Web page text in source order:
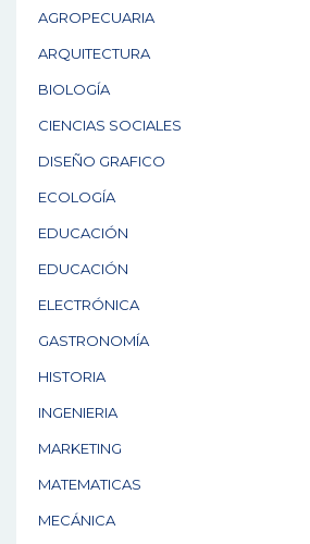
AGROPECUARIA
ARQUITECTURA
BIOLOGÍA
CIENCIAS SOCIALES
DISEÑO GRAFICO
ECOLOGÍA
EDUCACIÓN
EDUCACIÓN
ELECTRÓNICA
GASTRONOMÍA
HISTORIA
INGENIERIA
MARKETING
MATEMATICAS
MECÁNICA